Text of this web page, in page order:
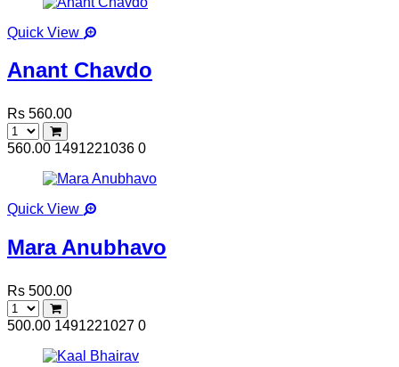
Quick View
Anant Chavdo
Rs 560.00
560.00 1491221036 0
Quick View
Mara Anubhavo
Rs 500.00
500.00 1491221027 0